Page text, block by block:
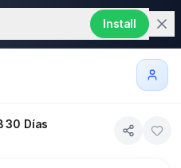
Install
30 Días